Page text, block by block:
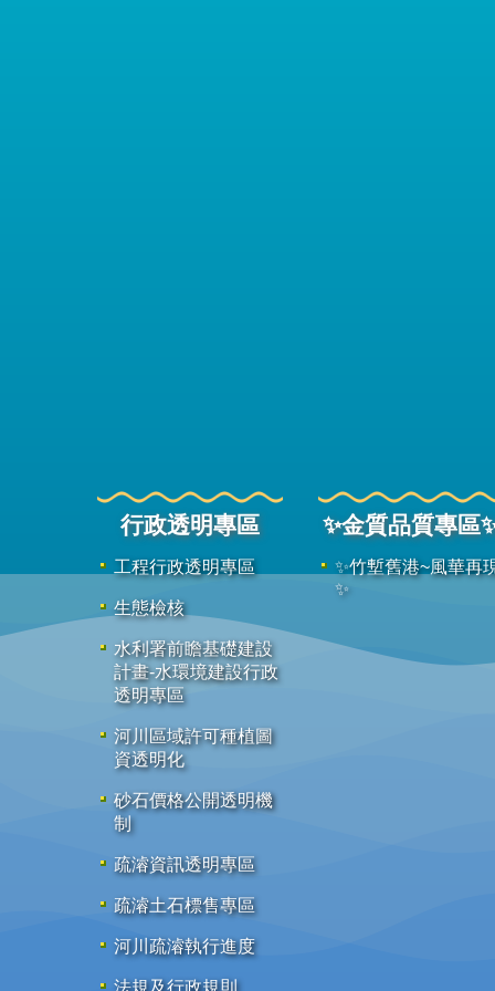
行政透明專區
工程行政透明專區
生態檢核
水利署前瞻基礎建設
計畫-水環境建設行政
透明專區
河川區域許可種植圖
資透明化
砂石價格公開透明機
制
疏濬資訊透明專區
疏濬土石標售專區
河川疏濬執行進度
法規及行政規則
✨金質品質專區
✨竹塹舊港~風華再
✨